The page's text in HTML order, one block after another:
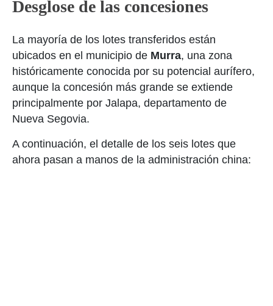
Desglose de las concesiones
La mayoría de los lotes transferidos están
ubicados en el municipio de Murra, una zona
históricamente conocida por su potencial aurífero,
aunque la concesión más grande se extiende
principalmente por Jalapa, departamento de
Nueva Segovia.
A continuación, el detalle de los seis lotes que
ahora pasan a manos de la administración china: